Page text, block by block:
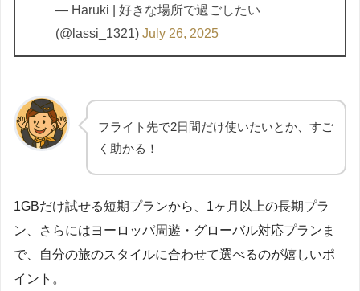
— Haruki | 好きな場所で過ごしたい
(@lassi_1321) July 26, 2025
フライト先で2日間だけ使いたいとか、すご
く助かる！
1GBだけ試せる短期プランから、1ヶ月以上の長期プラ
ン、さらにはヨーロッパ周遊・グローバル対応プランま
で、自分の旅のスタイルに合わせて選べるのが嬉しいポ
イント。